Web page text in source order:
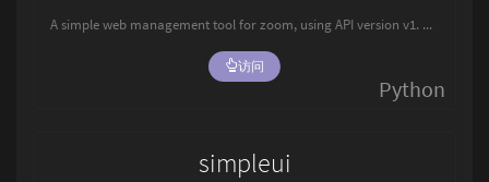
Python
A simple web management tool for zoom, using API version v1. 一个简单的基于API v1的Zoom网页管理工具.
访问
simpleui